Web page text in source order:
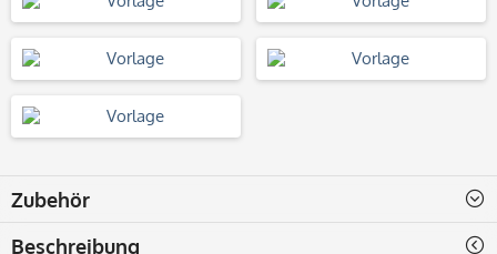
Zubehör
Beschreibung